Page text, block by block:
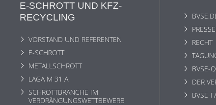
E-SCHROTT UND KFZ-
RECYCLING
VORSTAND UND REFERENTEN
E-SCHROTT
METALLSCHROTT
LAGA M 31 A
SCHROTTBRANCHE IM
VERDRÄNGUNGSWETTBEWERB
RECHT
BVSE-
DER
BVSE-